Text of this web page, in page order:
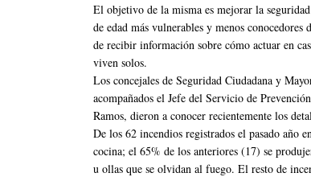
El objetivo de la misma es mejorar la
de edad más vulnerables y menos
de recibir información sobre cómo actuar en
viven solos.
Los concejales de Seguridad Ciudadana y
acompañados el Jefe del Servicio de
Ramos, dieron a conocer recientemente los
De los 62 incendios registrados el pasado año
cocina; el 65% de los anteriores (17) se
u ollas que se olvidan al fuego. El resto de